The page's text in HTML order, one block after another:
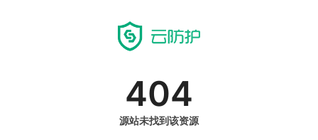
404
源站未找到该资源